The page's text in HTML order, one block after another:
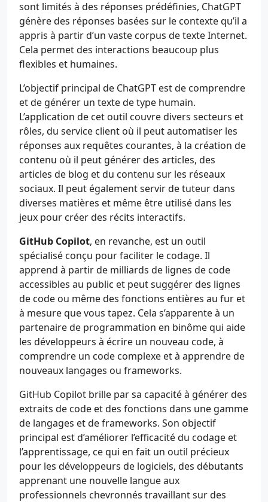
sont limités à des réponses prédéfinies, ChatGPT
génère des réponses basées sur le contexte qu’il a
appris à partir d’un vaste corpus de texte Internet.
Cela permet des interactions beaucoup plus
flexibles et humaines.
L’objectif principal de ChatGPT est de comprendre
et de générer un texte de type humain.
L’application de cet outil couvre divers secteurs et
rôles, du service client où il peut automatiser les
réponses aux requêtes courantes, à la création de
contenu où il peut générer des articles, des
articles de blog et du contenu sur les réseaux
sociaux. Il peut également servir de tuteur dans
diverses matières et même être utilisé dans les
jeux pour créer des récits interactifs.
GitHub Copilot, en revanche, est un outil
spécialisé conçu pour faciliter le codage. Il
apprend à partir de milliards de lignes de code
accessibles au public et peut suggérer des lignes
de code ou même des fonctions entières au fur et
à mesure que vous tapez. Cela s’apparente à un
partenaire de programmation en binôme qui aide
les développeurs à écrire un nouveau code, à
comprendre un code complexe et à apprendre de
nouveaux langages ou frameworks.
GitHub Copilot brille par sa capacité à générer des
extraits de code et des fonctions dans une gamme
de langages et de frameworks. Son objectif
principal est d’améliorer l’efficacité du codage et
l’apprentissage, ce qui en fait un outil précieux
pour les développeurs de logiciels, des débutants
apprenant une nouvelle langue aux
professionnels chevronnés travaillant sur des